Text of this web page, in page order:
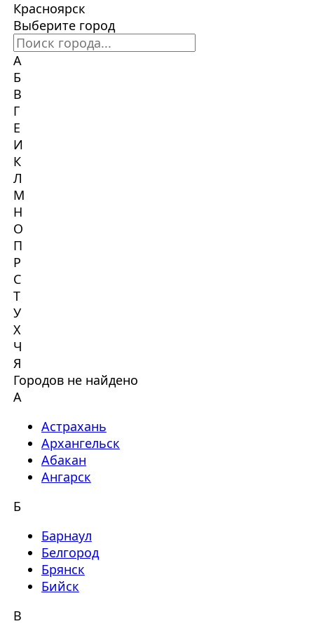
Красноярск
Выберите город
А
Б
В
Г
Е
И
К
Л
М
Н
О
П
Р
С
Т
У
Х
Ч
Я
Городов не найдено
А
Астрахань
Архангельск
Абакан
Ангарск
Б
Барнаул
Белгород
Брянск
Бийск
В